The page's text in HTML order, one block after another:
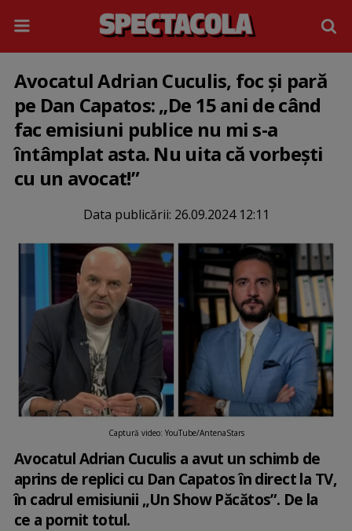
Avocatul Adrian Cuculis, foc și pară
pe Dan Capatos: „De 15 ani de când
fac emisiuni publice nu mi s-a
întâmplat asta. Nu uita că vorbești
cu un avocat!”
Data publicării: 26.09.2024 12:11
Captură video: YouTube/AntenaStars
Avocatul Adrian Cuculis a avut un schimb de
aprins de replici cu Dan Capatos în direct la TV,
în cadrul emisiunii „Un Show Păcătos”. De la
ce a pornit totul.